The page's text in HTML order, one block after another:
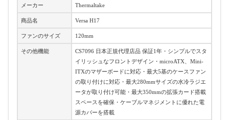
メーカー Thermaltake
商品名 Versa H17
ファンのサイズ 120mm
その他機能
CS7096 日本正規代理店品 保証1年・シンプルでスタ
イリッシュなフロントデザイン・microATX、Mini-
ITXのマザーボードに対応・最大5基のケースファン
の取り付けに対応・最大280mmサイズの水冷ラジエ
ータが取り付け可能・最大350mmの拡張カード搭載
スペースを確保・ケーブルマネジメントに優れた電
源カバーを搭載